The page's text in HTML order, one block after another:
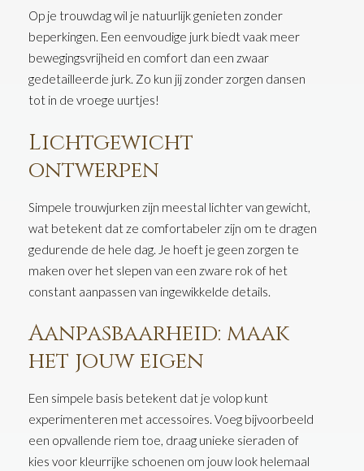
Op je trouwdag wil je natuurlijk genieten zonder
beperkingen. Een eenvoudige jurk biedt vaak meer
bewegingsvrijheid en comfort dan een zwaar
gedetailleerde jurk. Zo kun jij zonder zorgen dansen
tot in de vroege uurtjes!
Lichtgewicht
ontwerpen
Simpele trouwjurken zijn meestal lichter van gewicht,
wat betekent dat ze comfortabeler zijn om te dragen
gedurende de hele dag. Je hoeft je geen zorgen te
maken over het slepen van een zware rok of het
constant aanpassen van ingewikkelde details.
Aanpasbaarheid: maak
het jouw eigen
Een simpele basis betekent dat je volop kunt
experimenteren met accessoires. Voeg bijvoorbeeld
een opvallende riem toe, draag unieke sieraden of
kies voor kleurrijke schoenen om jouw look helemaal